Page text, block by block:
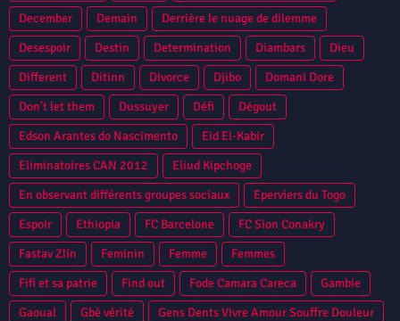
December
Demain
Derrière le nuage de dilemme
Desespoir
Destin Determination Diambars
Dieu
Different
Ditinn Divorce Djibo
Domani Dore
Don't let them
Dussuyer Défi
Dégout
Edson Arantes do Nascimento
Eid El-Kabir
Eliminatoires CAN 2012
Eliud Kipchoge
En observant différents groupes sociaux
Eperviers du Togo
Espoir
Ethiopia FC Barcelone
FC Sion Conakry
Fastav Zlín
Feminin Femme
Femmes
Fifi et sa patrie
Find out Fode Camara Careca
Gambie
Gaoual
Gbè vérité
Gens Dents Vivre Amour Souffre Douleur